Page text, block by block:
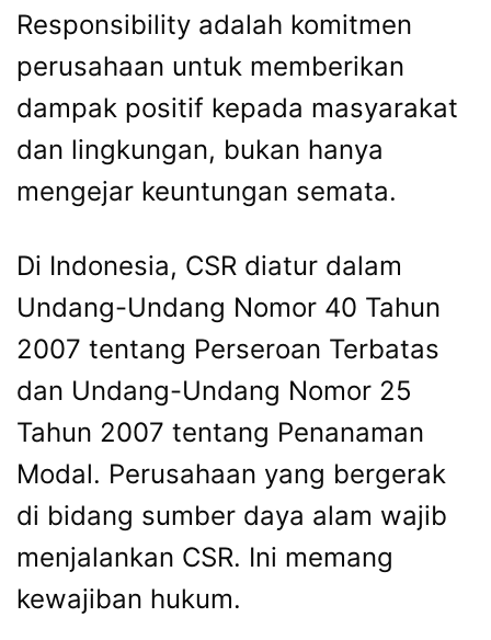
Responsibility adalah komitmen
perusahaan untuk memberikan
dampak positif kepada masyarakat
dan lingkungan, bukan hanya
mengejar keuntungan semata.
Di Indonesia, CSR diatur dalam
Undang-Undang Nomor 40 Tahun
2007 tentang Perseroan Terbatas
dan Undang-Undang Nomor 25
Tahun 2007 tentang Penanaman
Modal. Perusahaan yang bergerak
di bidang sumber daya alam wajib
menjalankan CSR. Ini memang
kewajiban hukum.